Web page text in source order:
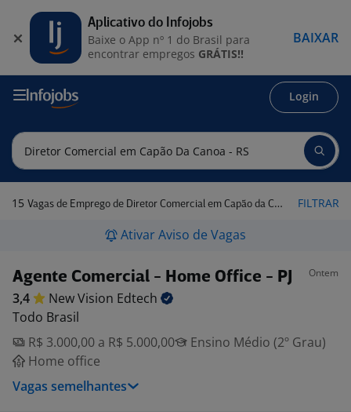
Login
15 Vagas de Emprego de Diretor Comercial em Capão da Canoa - RS FILTRAR
Ativar Aviso de Vagas
Agente Comercial - Home Office - PJ Ontem
3,4 New Vision Edtech
Todo Brasil
R$ 3.000,00 a R$ 5.000,00
Ensino Médio (2º Grau)
Home office
Vagas semelhantes
Aplicativo do Infojobs
Baixe o App nº 1 do Brasil para
encontrar empregos GRÁTIS!!
BAIXAR